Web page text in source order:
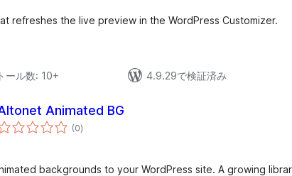
refreshes the live preview in the WordPress Customizer.
ール数: 10+
4.9.29で検証済み
Animated BG
(0個
の)
backgrounds to your WordPress site. A growing